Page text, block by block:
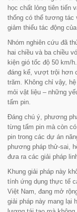
học chất lỏng tiên tiến
thống có thể tương tác
giảm thiểu tác động
Nhóm nghiên cứu đã
hai chiều và ba chiều
kiện gió tốc độ 50 km/
đáng kể, vượt trội hơn
trăm. Không chỉ vậy,
mỏi vật liệu – những
tấm pin.
Đáng chú ý, phương
từng tấm pin mà còn
pin trong các dự án
phương pháp thử-sai,
đưa ra các giải pháp
Khung giải pháp này
tính ứng dụng thực tế
Việt Nam, đang mở
giải pháp này mang lại